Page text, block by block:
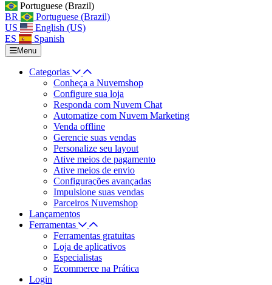
Portuguese (Brazil)
BR
Portuguese (Brazil)
US
English (US)
ES
Spanish
Menu
Categorias
Conheça a Nuvemshop
Configure sua loja
Responda com Nuvem Chat
Automatize com Nuvem Marketing
Venda offline
Gerencie suas vendas
Personalize seu layout
Ative meios de pagamento
Ative meios de envio
Configurações avançadas
Impulsione suas vendas
Parceiros Nuvemshop
Lançamentos
Ferramentas
Ferramentas gratuitas
Loja de aplicativos
Especialistas
Ecommerce na Prática
Login